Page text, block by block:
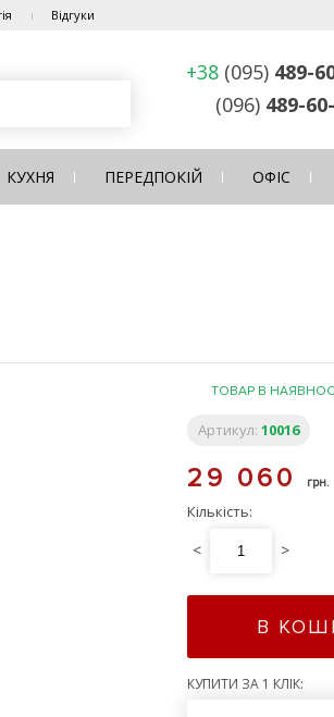
Відгуки
+38 (095) 489-
(096) 489-
КУХНЯ ПЕРЕДПОКІЙ ОФІС
ТОВАР В
Артикул: 10016
29 060 грн.
Кількість:
< >
В
КУПИТИ ЗА 1 КЛІК: